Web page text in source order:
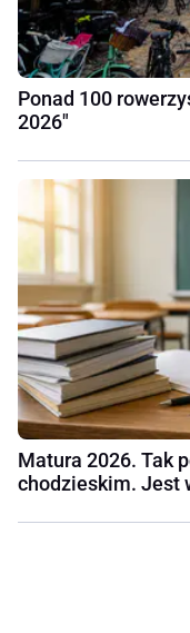
Ponad 100
2026"
Matura 2026. Tak
chodzieskim. Jest